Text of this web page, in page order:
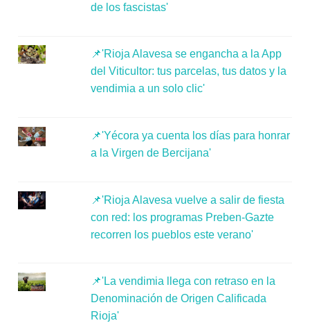
de los fascistas'
📌'Rioja Alavesa se engancha a la App
del Viticultor: tus parcelas, tus datos y la
vendimia a un solo clic'
📌'Yécora ya cuenta los días para honrar
a la Virgen de Bercijana'
📌'Rioja Alavesa vuelve a salir de fiesta
con red: los programas Preben-Gazte
recorren los pueblos este verano'
📌'La vendimia llega con retraso en la
Denominación de Origen Calificada
Rioja'